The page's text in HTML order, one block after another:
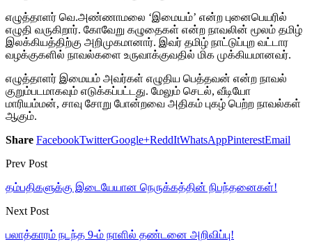
எழுத்தாளர் வெ.அண்ணாமலை ‘இமையம்’ என்ற புனைபெயரில்
எழுதி வருகிறார். கோவேறு கழுதைகள் என்ற நாவலின் மூலம் தமிழ்
இலக்கியத்திற்கு அறிமுகமானார். இவர் தமிழ் நாட்டுப்புற வட்டார
வழக்குகளில் நாவல்களை உருவாக்குவதில் மிக முக்கியமானவர்.
எழுத்தாளர் இமையம் அவர்கள் எழுதிய பெத்தவன் என்ற நாவல்
குறும்படமாகவும் எடுக்கப்பட்டது. மேலும் செடல், வீடியோ
மாரியம்மன், சாவு சோறு போன்றவை அதிகம் புகழ் பெற்ற நாவல்கள்
ஆகும்.
Share FacebookTwitterGoogle+ReddItWhatsAppPinterestEmail
Prev Post
தம்பதிகளுக்கு இடையேயான நெருக்கத்தின் நிபந்தனைகள்!
Next Post
பலாத்காரம் நடந்த 9-ம் நாளில் தண்டனை அறிவிப்பு!